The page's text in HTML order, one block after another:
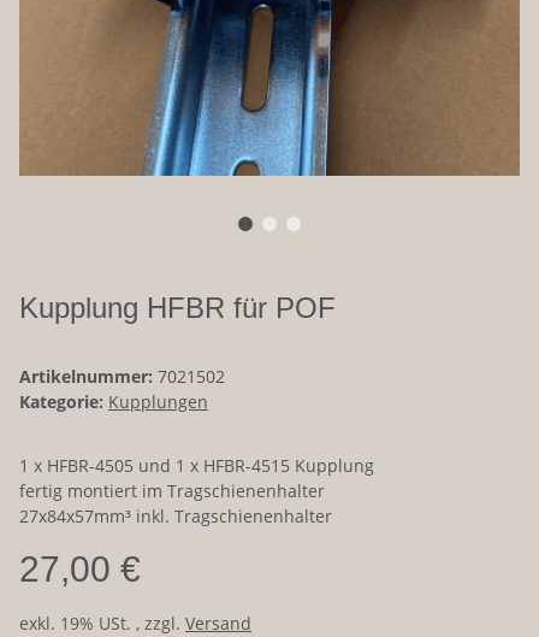
Kupplung HFBR für POF
Artikelnummer: 7021502
Kategorie: Kupplungen
1 x HFBR-4505 und 1 x HFBR-4515 Kupplung
fertig montiert im Tragschienenhalter
27x84x57mm³ inkl. Tragschienenhalter
27,00 €
exkl. 19% USt. , zzgl. Versand